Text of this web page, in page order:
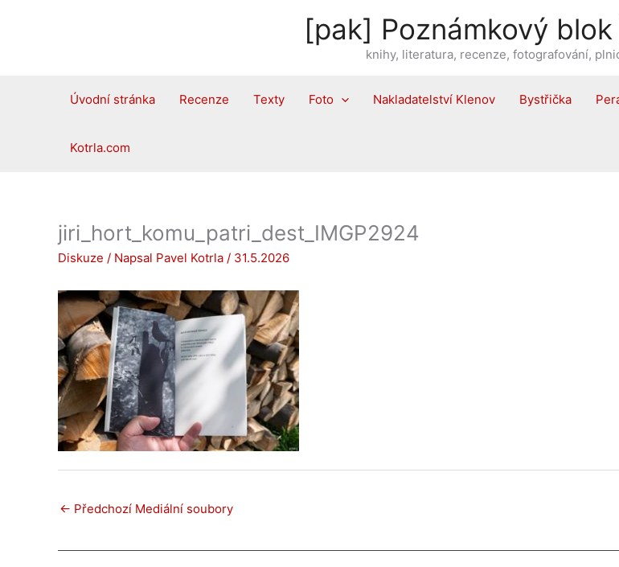
[pak] Poznámkový
knihy, literatura, recenze, fotografování,
Úvodní stránka Recenze Texty Foto Nakladatelství Klenov Bystřička
Kotrla.com
jiri_hort_komu_patri_dest_IMGP2924
Diskuze / Napsal Pavel Kotrla / 31.5.2026
← Předchozí Mediální soubory